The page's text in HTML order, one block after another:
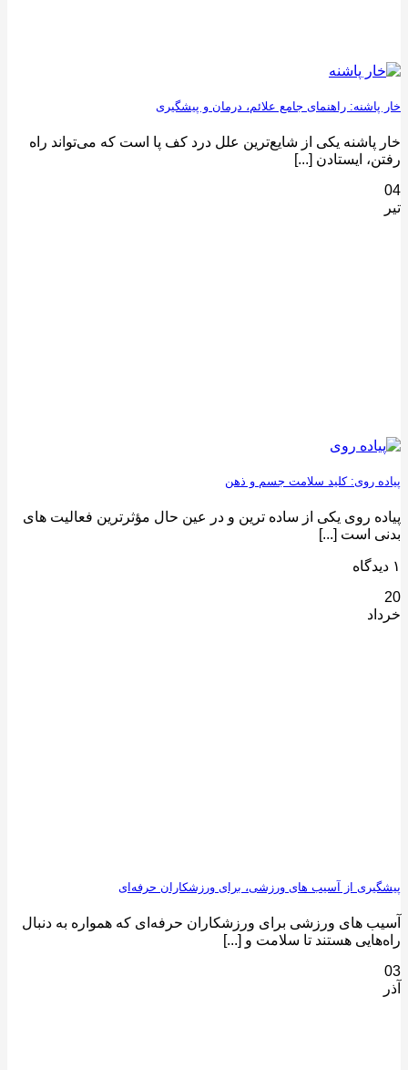
خار پاشنه: راهنمای جامع علائم، درمان و پیشگیری
خار پاشنه یکی از شایع‌ترین علل درد کف پا است که می‌تواند راه
رفتن، ایستادن [...]
04
تیر
پیاده روی: کلید سلامت جسم و ذهن
پیاده روی یکی از ساده ‌ترین و در عین حال مؤثرترین فعالیت ‌های
بدنی است [...]
۱ دیدگاه
20
خرداد
پیشگیری از آسیب های ورزشی، برای ورزشکاران حرفه‌ای
آسیب های ورزشی برای ورزشکاران حرفه‌ای که همواره به دنبال
راه‌هایی هستند تا سلامت و [...]
03
آذر